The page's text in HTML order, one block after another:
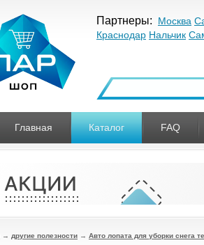
Партнеры: Москва
Краснодар Нальчик
Главная Каталог FAQ
→ другие полезности → Авто лопата для уборки снега